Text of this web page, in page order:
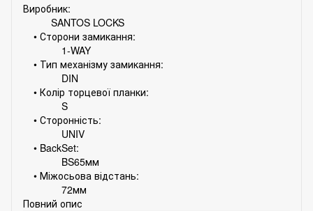
Виробник:
SANTOS LOCKS
• Сторони замикання:
1-WAY
• Тип механізму замикання:
DIN
• Колір торцевої планки:
S
• Сторонність:
UNIV
• BackSet:
BS65мм
• Міжосьова відстань:
72мм
Повний опис